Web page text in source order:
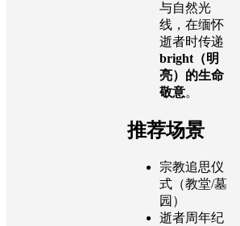
与自然光
线，在缅怀
逝者时传递
bright（明
亮）的生命
敬意。
推荐场景
宗教追思仪
式（教堂/墓
园）
逝者周年纪